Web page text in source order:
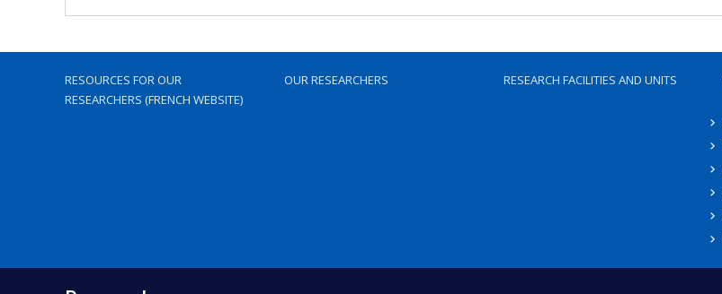
RESOURCES FOR OUR
RESEARCHERS (FRENCH WEBSITE)
OUR RESEARCHERS RESEARCH FACILITIES AND UNITS